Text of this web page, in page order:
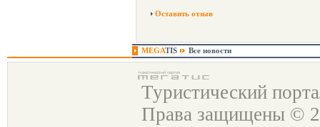
Оставить отзыв
MEGATIS Все новости
Туристический
Права защищены ©